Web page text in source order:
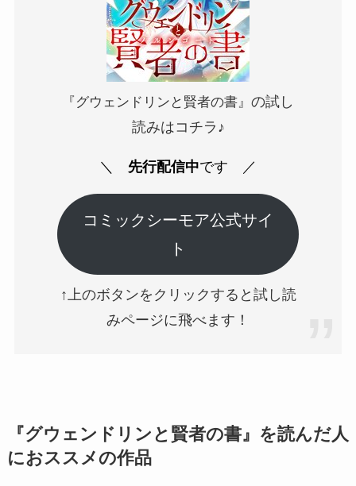
『グウェンドリンと賢者の書』 の試し
読みはコチラ♪
＼ 先行配信中です ／
コミックシーモア公式サイ
ト
↑上のボタンをクリックすると試し読
みページに飛べます！
『グウェンドリンと賢者の書』を読んだ人
におススメの作品